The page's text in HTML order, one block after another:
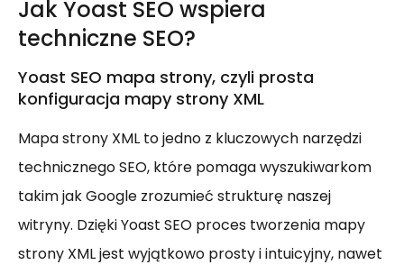
Jak Yoast SEO wspiera
techniczne SEO?
Yoast SEO mapa strony, czyli prosta
konfiguracja mapy strony XML
Mapa strony XML to jedno z kluczowych narzędzi
technicznego SEO, które pomaga wyszukiwarkom
takim jak Google zrozumieć strukturę naszej
witryny. Dzięki Yoast SEO proces tworzenia mapy
strony XML jest wyjątkowo prosty i intuicyjny, nawet